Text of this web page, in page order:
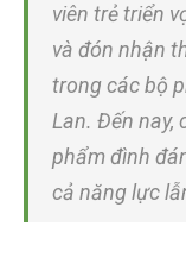
viên trẻ triển
và đón nhận
trong các bộ
Lan. Đến nay,
phẩm đình
cả năng lực